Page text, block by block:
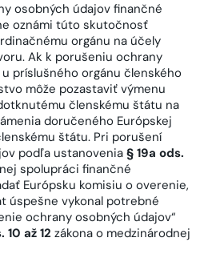
osobných údajov finančné
oznámi túto skutočnosť
orgánu na účely
Ak k porušeniu ochrany
príslušného orgánu členského
môže pozastaviť výmenu
členskému štátu na
doručeného Európskej
štátu. Pri porušení
podľa ustanovenia § 19a ods.
spolupráci finančné
Európsku komisiu o overenie,
úspešne vykonal potrebné
ochrany osobných údajov“
10 až 12 zákona o medzinárodnej